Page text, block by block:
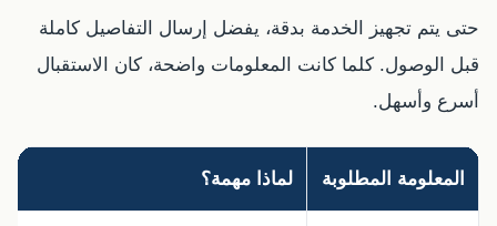
حتى يتم تجهيز الخدمة بدقة، يفضل إرسال التفاصيل كاملة
قبل الوصول. كلما كانت المعلومات واضحة، كان الاستقبال
أسرع وأسهل.
المعلومة المطلوبة لماذا مهمة؟